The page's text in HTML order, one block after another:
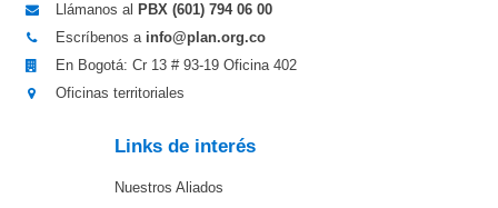
Llámanos al PBX (601) 794 06 00
Escríbenos a info@plan.org.co
En Bogotá: Cr 13 # 93-19 Oficina 402
Oficinas territoriales
Links de interés
Nuestros Aliados